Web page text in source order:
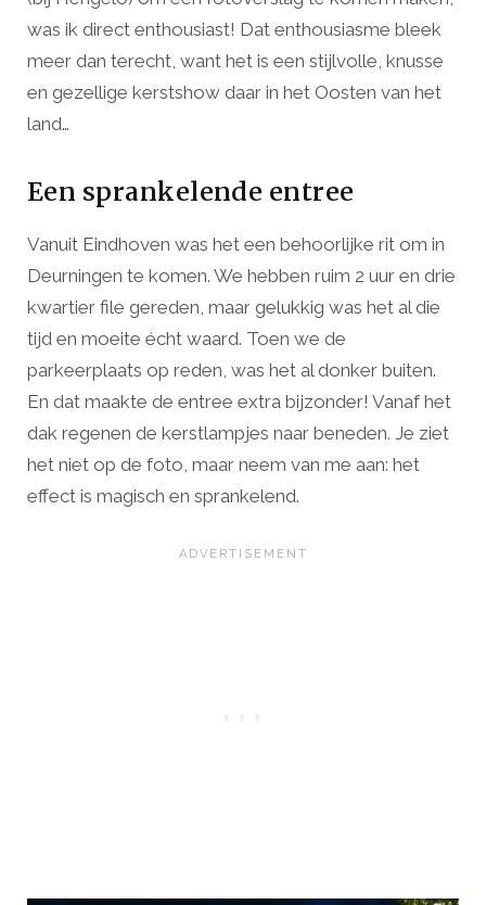
was ik direct enthousiast! Dat enthousiasme bleek
meer dan terecht, want het is een stijlvolle, knusse
en gezellige kerstshow daar in het Oosten van het
land…
Een sprankelende entree
Vanuit Eindhoven was het een behoorlijke rit om in
Deurningen te komen. We hebben ruim 2 uur en drie
kwartier file gereden, maar gelukkig was het al die
tijd en moeite écht waard. Toen we de
parkeerplaats op reden, was het al donker buiten.
En dat maakte de entree extra bijzonder! Vanaf het
dak regenen de kerstlampjes naar beneden. Je ziet
het niet op de foto, maar neem van me aan: het
effect is magisch en sprankelend.